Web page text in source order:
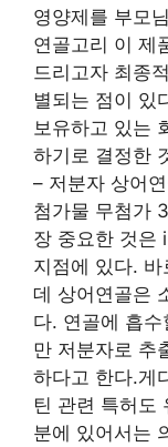
영양제를 부모
연골고리 이 제
드리고자 최종
별되는 점이 있
보유하고 있는
하기로 결정한
– 저분자 상어
첨가물 무첨가
장 중요한 것은
지점에 있다.
데 상어연골은
다. 연골에 흡
만 저분자로 추
하다고 한다.게
틴 관련 특허도
분에 있어서는